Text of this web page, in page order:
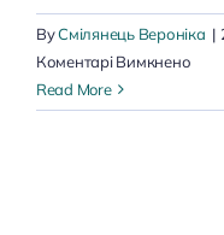
ByСмілянець Вероніка |
Коментарі Вимкненодо
Read More